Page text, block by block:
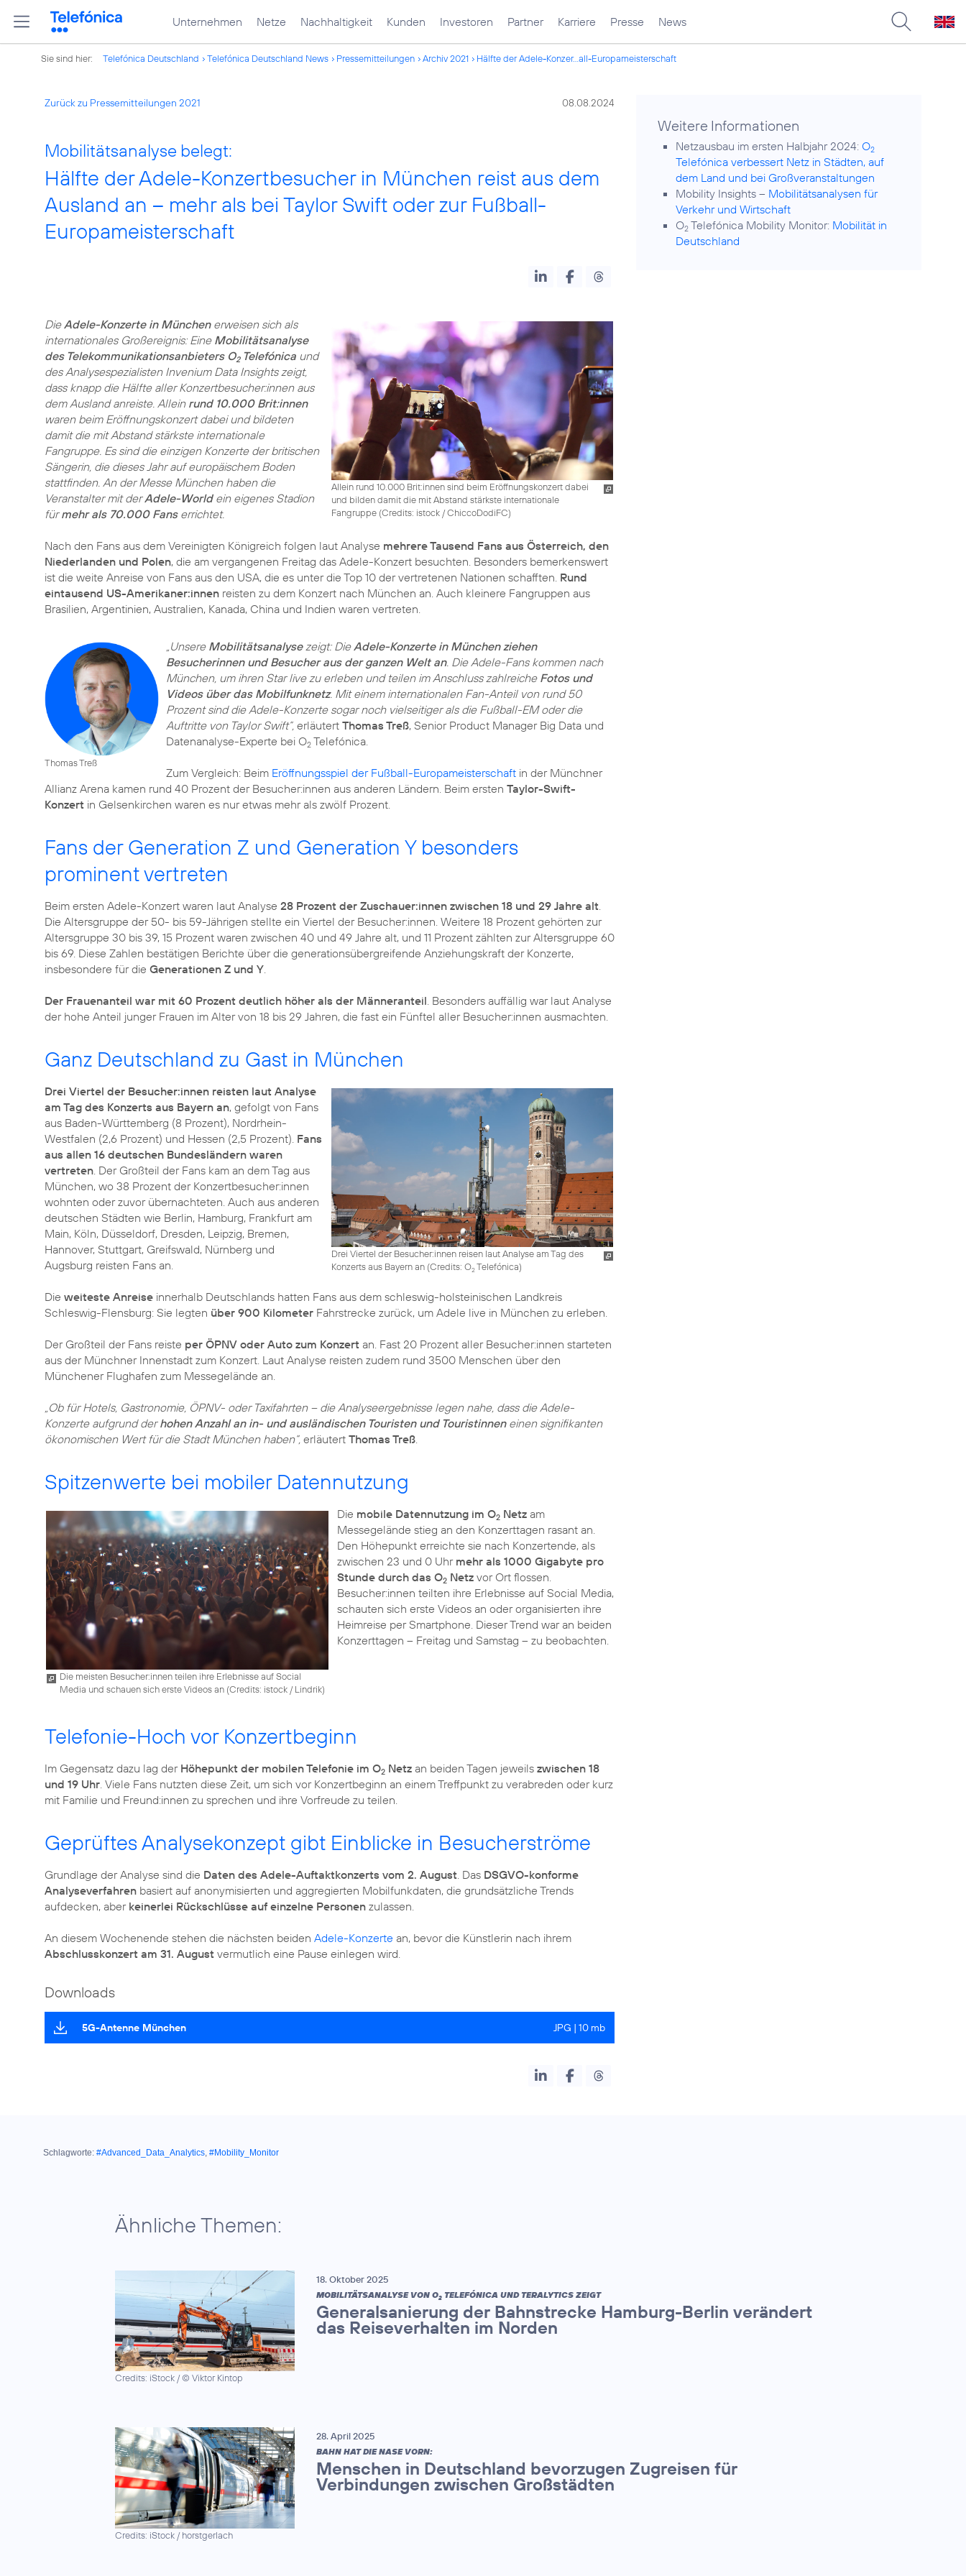
Unternehmen Netze Nachhaltigkeit Kunden Investoren Partner Karriere Presse News
Sie sind hier: Telefónica Deutschland Telefónica Deutschland News Pressemitteilungen Archiv 2021 Hälfte der Adele-Konzer...all-Europameisterschaft
Zurück zu Pressemitteilungen 2021 08.08.2024
Mobilitätsanalyse belegt:
Hälfte der Adele-Konzertbesucher in München reist aus dem
Ausland an – mehr als bei Taylor Swift oder zur Fußball-
Europameisterschaft
Allein rund 10.000 Brit:innen sind beim Eröffnungskonzert dabei
und bilden damit die mit Abstand stärkste internationale
Fangruppe (Credits: istock / ChiccoDodiFC)
DieAdele-Konzerte in Münchenerweisen sich als
internationales Großereignis: Eine Mobilitätsanalyse
des Telekommunikationsanbieters O2Telefónica und
des Analysespezialisten Invenium Data Insights zeigt,
dass knapp die Hälfte aller Konzertbesucher:innen aus
dem Ausland anreiste. Allein rund 10.000 Brit:innen
waren beim Eröffnungskonzert dabei und bildeten
damit die mit Abstand stärkste internationale
Fangruppe. Es sind die einzigen Konzerte der britischen
Sängerin, die dieses Jahr auf europäischem Boden
stattfinden. An der Messe München haben die
Veranstalter mit derAdele-Worldein eigenes Stadion
fürmehr als 70.000 Fanserrichtet.
Nach den Fans aus dem Vereinigten Königreich folgen laut Analyse mehrere Tausend Fans aus Österreich, den
Niederlanden und Polen, die am vergangenen Freitag das Adele-Konzert besuchten. Besonders bemerkenswert
ist die weite Anreise von Fans aus den USA, die es unter die Top 10 der vertretenen Nationen schafften. Rund
eintausend US-Amerikaner:innen reisten zu dem Konzert nach München an. Auch kleinere Fangruppen aus
Brasilien, Argentinien, Australien, Kanada, China und Indien waren vertreten.
Thomas Treß
„Unsere Mobilitätsanalysezeigt: DieAdele-Konzerte in München ziehen
Besucherinnen und Besucher aus der ganzen Welt an. Die Adele-Fans kommen nach
München, um ihren Star live zu erleben und teilen im Anschluss zahlreiche Fotos und
Videos über das Mobilfunknetz. Mit einem internationalen Fan-Anteil von rund 50
Prozent sind die Adele-Konzerte sogar noch vielseitiger als die Fußball-EM oder die
Auftritte von Taylor Swift“,erläutert Thomas Treß, Senior Product Manager Big Data und
Datenanalyse-Experte bei O2Telefónica.
Zum Vergleich: Beim Eröffnungsspiel der Fußball-Europameisterschaftin der Münchner
Allianz Arena kamen rund 40 Prozent der Besucher:innen aus anderen Ländern. Beim ersten Taylor-Swift-
Konzert
Fans der Generation Z und Generation Y besonders
prominent vertreten
Beim ersten Adele-Konzert waren laut Analyse 28 Prozent der Zuschauer:innen zwischen 18 und 29 Jahre alt.
Die Altersgruppe der 50- bis 59-Jährigen stellte ein Viertel der Besucher:innen. Weitere 18 Prozent gehörten zur
Altersgruppe 30 bis 39, 15 Prozent waren zwischen 40 und 49 Jahre alt, und 11 Prozent zählten zur Altersgruppe 60
bis 69. Diese Zahlen bestätigen Berichte über die generationsübergreifende Anziehungskraft der Konzerte,
insbesondere für die Generationen Z und Y.
Der Frauenanteil war mit 60 Prozent deutlich höher als der Männeranteil. Besonders auffällig war laut Analyse
der hohe Anteil junger Frauen im Alter von 18 bis 29 Jahren, die fast ein Fünftel aller Besucher:innen ausmachten.
Ganz Deutschland zu Gast in München
Drei Viertel der Besucher:innen reisen laut Analyse am Tag des
Konzerts aus Bayern an (Credits: O2Telefónica)
Drei Viertel der Besucher:innen reisten laut Analyse
am Tag des Konzerts aus Bayern an, gefolgt von Fans
aus Baden-Württemberg (8 Prozent), Nordrhein-
Westfalen (2,6 Prozent) und Hessen (2,5 Prozent). Fans
aus allen 16 deutschen Bundesländern waren
vertreten. Der Großteil der Fans kam an dem Tag aus
München, wo 38 Prozent der Konzertbesucher:innen
wohnten oder zuvor übernachteten. Auch aus anderen
deutschen Städten wie Berlin, Hamburg, Frankfurt am
Main, Köln, Düsseldorf, Dresden, Leipzig, Bremen,
Hannover, Stuttgart, Greifswald, Nürnberg und
Augsburg reisten Fans an.
Die weiteste Anreise innerhalb Deutschlands hatten Fans aus dem schleswig-holsteinischen Landkreis
Schleswig-Flensburg: Sie legten über 900 Kilometer Fahrstrecke zurück, um Adele live in München zu erleben.
Der Großteil der Fans reiste per ÖPNV oder Auto zum Konzert an. Fast 20 Prozent aller Besucher:innen starteten
aus der Münchner Innenstadt zum Konzert. Laut Analyse reisten zudem rund 3500 Menschen über den
Münchener Flughafen zum Messegelände an.
„Ob für Hotels, Gastronomie, ÖPNV- oder Taxifahrten – die Analyseergebnisse legen nahe, dass die Adele-
Konzerte aufgrund derhohen Anzahl an in- und ausländischen Touristen und Touristinneneinen signifikanten
ökonomischen Wert für die Stadt München haben“, erläutert Thomas Treß.
Spitzenwerte bei mobiler Datennutzung
Die meisten Besucher:innen teilen ihre Erlebnisse auf Social
Media und schauen sich erste Videos an (Credits: istock / Lindrik)
Die mobile Datennutzung im O2Netzam
Messegelände stieg an den Konzerttagen rasant an.
Den Höhepunkt erreichte sie nach Konzertende, als
zwischen 23 und 0 Uhr mehr als 1000 Gigabyte pro
Stunde durch das O2Netzvor Ort flossen.
Besucher:innen teilten ihre Erlebnisse auf Social Media,
schauten sich erste Videos an oder organisierten ihre
Heimreise per Smartphone. Dieser Trend war an beiden
Konzerttagen – Freitag und Samstag – zu beobachten.
Telefonie-Hoch vor Konzertbeginn
Im Gegensatz dazu lag der Höhepunkt der mobilen Telefonie im O2 Netz an beiden Tagen jeweils zwischen 18
und 19 Uhr . Viele Fans nutzten diese Zeit, um sich vor Konzertbeginn an einem Treffpunkt zu verabreden oder kurz
mit Familie und Freund:innen zu sprechen und ihre Vorfreude zu teilen.
Geprüftes Analysekonzept gibt Einblicke in Besucherströme
Grundlage der Analyse sind die Daten des Adele-Auftaktkonzerts vom 2. August . Das DSGVO-konforme
Analyseverfahren basiert auf anonymisierten und aggregierten Mobilfunkdaten, die grundsätzliche Trends
aufdecken, aber keinerlei Rückschlüsse auf einzelne Personen zulassen.
An diesem Wochenende stehen die nächsten beiden Adele-Konzerte an, bevor die Künstlerin nach ihrem
Abschlusskonzert am 31. August vermutlich eine Pause einlegen wird.
Downloads
5G-Antenne München JPG | 10 mb
Weitere Informationen
Netzausbau im ersten Halbjahr 2024:O2
Telefónica verbessert Netz in Städten, auf
dem Land und bei Großveranstaltungen
Mobility Insights – Mobilitätsanalysen für
Verkehr und Wirtschaft
O2 Telefónica Mobility Monitor: Mobilität in
Deutschland
Schlagworte: #Advanced_Data_Analytics, #Mobility_Monitor
Ähnliche Themen:
Credits: iStock / © Viktor Kintop
18. Oktober 2025
MOBILITÄTSANALYSE VON O2 TELEFÓNICA UND TERALYTICS ZEIGT
Generalsanierung der Bahnstrecke Hamburg-Berlin verändert
das Reiseverhalten im Norden
Credits: iStock / horstgerlach
28. April 2025
BAHN HAT DIE NASE VORN:
Menschen in Deutschland bevorzugen Zugreisen für
Verbindungen zwischen Großstädten